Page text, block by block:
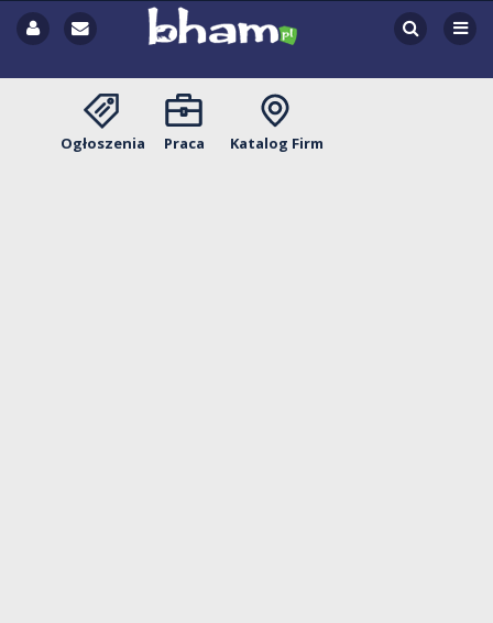
Ogłoszenia Praca Katalog Firm